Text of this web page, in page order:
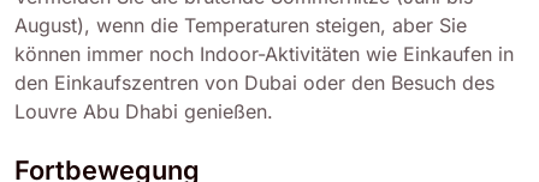
August), wenn die Temperaturen steigen, aber Sie
können immer noch Indoor-Aktivitäten wie Einkaufen in
den Einkaufszentren von Dubai oder den Besuch des
Louvre Abu Dhabi genießen.
Fortbewegung